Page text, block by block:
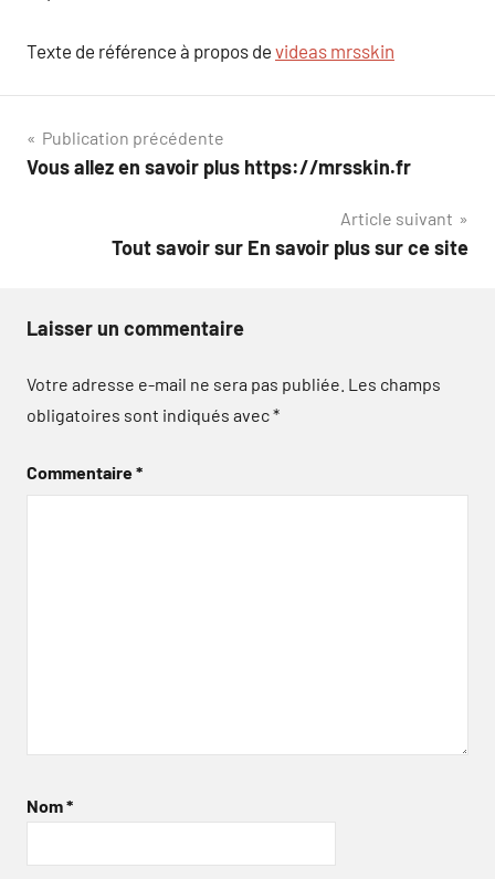
Texte de référence à propos de videas mrsskin
Navigation
de
Publication précédente
Vous allez en savoir plus https://mrsskin.fr
Article suivant
Tout savoir sur En savoir plus sur ce site
Laisser un commentaire
Votre adresse e-mail ne sera pas publiée. Les champs
obligatoires sont indiqués avec*
Commentaire*
Nom*